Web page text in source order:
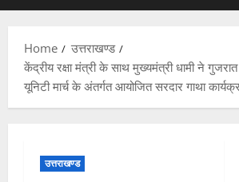
Home
उत्तराखण्ड
केंद्रीय रक्षा मंत्री के साथ मुख्यमंत्री धामी ने
यूनिटी मार्च के अंतर्गत आयोजित सरदार गाथा
उत्तराखण्ड